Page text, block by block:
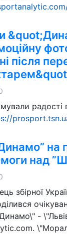
після
радості
на
над
збірної
-